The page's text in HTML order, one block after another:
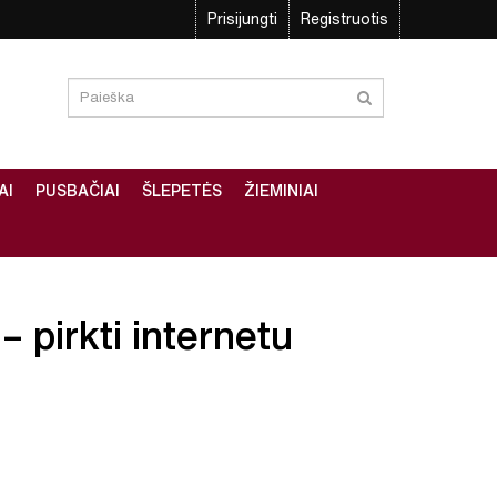
Prisijungti Registruotis
PUSBAČIAI ŠLEPETĖS ŽIEMINIAI
pirkti internetu